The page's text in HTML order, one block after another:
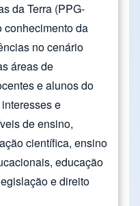
da Terra (PPG-
conhecimento da
no cenário
áreas de
e alunos do
e
de ensino,
científica, ensino
educação
e direito